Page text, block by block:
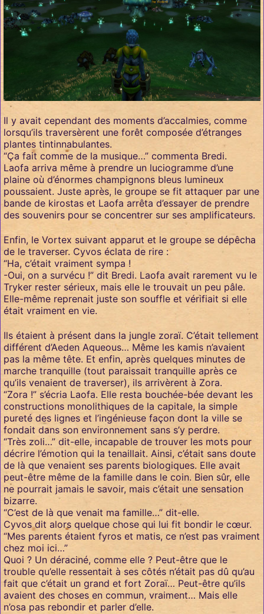
Il y avait cependant des moments d’accalmies, comme
lorsqu’ils traversèrent une forêt composée d’étranges
plantes tintinnabulantes.
“Ça fait comme de la musique…” commenta Bredi.
Laofa arriva même à prendre un luciogramme d’une
plaine où d’énormes champignons bleus lumineux
poussaient. Juste après, le groupe se fit attaquer par une
bande de kirostas et Laofa arrêta d’essayer de prendre
des souvenirs pour se concentrer sur ses amplificateurs.
Enfin, le Vortex suivant apparut et le groupe se dépêcha
de le traverser. Cyvos éclata de rire :
“Ha, c’était vraiment sympa !
-Oui, on a survécu !” dit Bredi. Laofa avait rarement vu le
Tryker rester sérieux, mais elle le trouvait un peu pâle.
Elle-même reprenait juste son souffle et vérifiait si elle
était vraiment en vie.
Ils étaient à présent dans la jungle zoraï. C’était tellement
différent d’Aeden Aqueous… Même les kamis n’avaient
pas la même tête. Et enfin, après quelques minutes de
marche tranquille (tout paraissait tranquille après ce
qu’ils venaient de traverser), ils arrivèrent à Zora.
“Zora !” s’écria Laofa. Elle resta bouchée-bée devant les
constructions monolithiques de la capitale, la simple
pureté des lignes et l’ingénieuse façon dont la ville se
fondait dans son environnement sans s’y perdre.
“Très zoli…” dit-elle, incapable de trouver les mots pour
décrire l’émotion qui la tenaillait. Ainsi, c’était sans doute
de là que venaient ses parents biologiques. Elle avait
peut-être même de la famille dans le coin. Bien sûr, elle
ne pourrait jamais le savoir, mais c’était une sensation
bizarre.
“C’est de là que venait ma famille…” dit-elle.
Cyvos dit alors quelque chose qui lui fit bondir le cœur.
“Mes parents étaient fyros et matis, ce n’est pas vraiment
chez moi ici…”
Quoi ? Un déraciné, comme elle ? Peut-être que le
trouble qu’elle ressentait à ses côtés n’était pas dû qu’au
fait que c’était un grand et fort Zoraï… Peut-être qu’ils
avaient des choses en commun, vraiment… Mais elle
n’osa pas rebondir et parler d’elle.